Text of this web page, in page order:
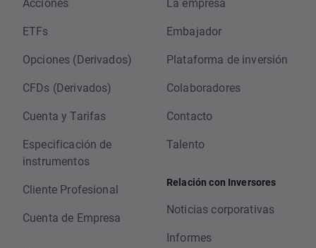
ETFs
Opciones (Derivados)
CFDs (Derivados)
Cuenta y Tarifas
Especificación de
instrumentos
Cliente Profesional
Cuenta de Empresa
Embajador
Plataforma de inversión
Colaboradores
Contacto
Talento
Relación con Inversores
Noticias corporativas
Informes